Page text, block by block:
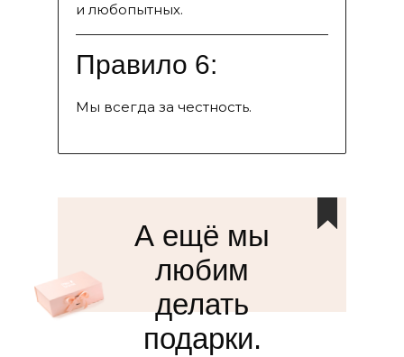
и любопытных.
Правило 6:
Мы всегда за честность.
А ещё мы
любим
делать
подарки.